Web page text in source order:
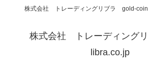
株式会社 トレーディングリブラ gold-coin
株式会社 トレーディング
libra.co.jp